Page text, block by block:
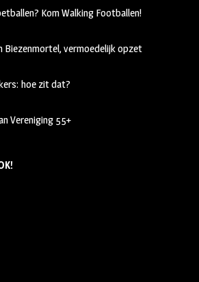
Kom Walking Footballen!
Biezenmortel, vermoedelijk opzet
hoe zit dat?
Vereniging 55+